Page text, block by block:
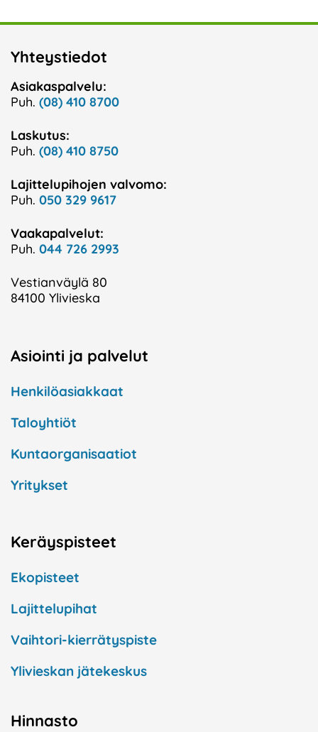
Yhteystiedot
Asiakaspalvelu:
Puh. (08) 410 8700
Laskutus:
Puh. (08) 410 8750
Lajittelupihojen valvomo:
Puh. 050 329 9617
Vaakapalvelut:
Puh. 044 726 2993
Vestianväylä 80
84100 Ylivieska
Asiointi ja palvelut
Henkilöasiakkaat
Taloyhtiöt
Kuntaorganisaatiot
Yritykset
Keräyspisteet
Ekopisteet
Lajittelupihat
Vaihtori-kierrätyspiste
Ylivieskan jätekeskus
Hinnasto